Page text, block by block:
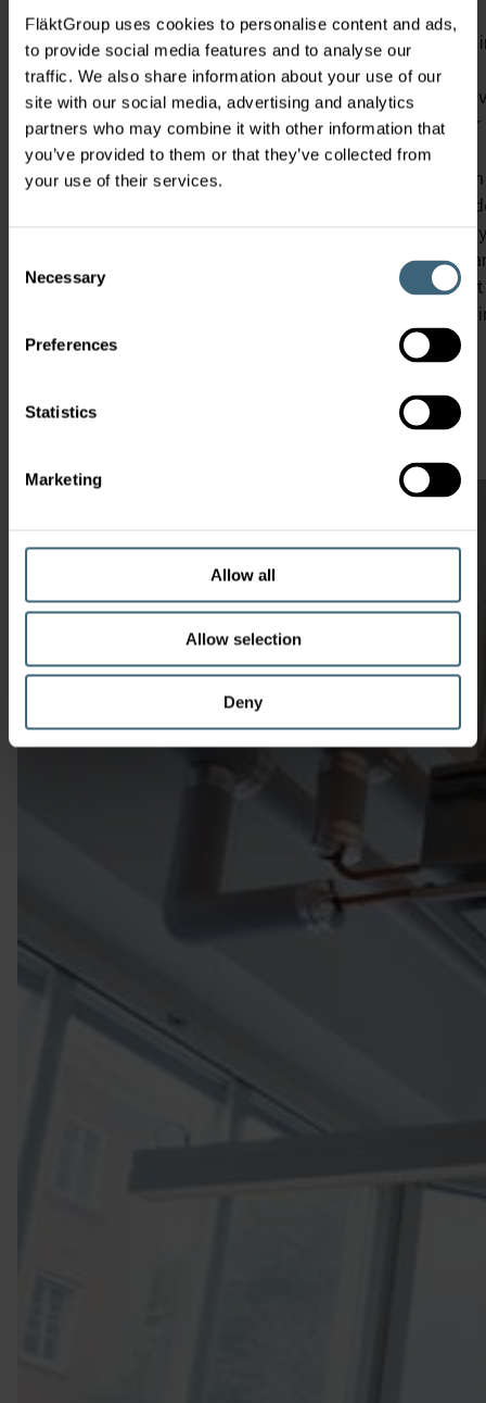
FläktGroup uses cookies to personalise content and ads,
to provide social media features and to analyse our
traffic. We also share information about your use of our
site with our social media, advertising and analytics
partners who may combine it with other information that
you’ve provided to them or that they’ve collected from
your use of their services.
Selection
Necessary
Preferences
Statistics
Marketing
Allow all
Allow selection
Deny
dragfri luftomblandning.
I upphandlingen föll valet på en offert från Pactor som
Installationen
Upphandlingen omfattade närmare 200 kylkassetter
kylkassett för infälld eller frihängd montering. Den
luftdrag. Lyra kan
förses (även i efterhand) med en reglering som gör
behovsstyrd ventilation. I Bonnierhuset fanns en lite
frånluften var placerad i tak. Ett modernt
som placerades i tak denna gång. – Det blev en lite
kanalisationen, säger Lars Erixson på Pactor. – Men
hög kapacitet, där Lyra-kassetterna ger ett riktigt
Ingående komponenter
Ladda ner referensdokument för Bonnierhuset